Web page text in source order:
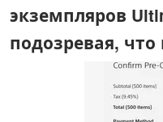
экземпляров
подозревая,